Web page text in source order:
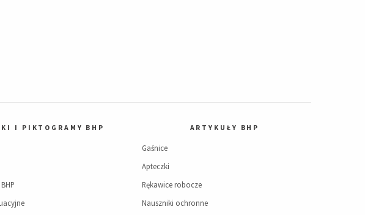
I PIKTOGRAMY BHP ARTYKUŁY BHP
Gaśnice
Apteczki
Rękawice robocze
Nauszniki ochronne